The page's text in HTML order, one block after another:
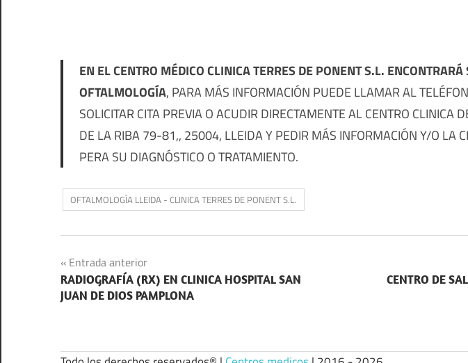
EN EL CENTRO MÉDICO CLINICA TERRES DE PONENT S.L. ENCONTRARÁ
OFTALMOLOGÍA, PARA MÁS INFORMACIÓN PUEDE LLAMAR AL
SOLICITAR CITA PREVIA O ACUDIR DIRECTAMENTE AL CENTRO CLINICA
DE LA RIBA 79-81,, 25004, LLEIDA Y PEDIR MÁS INFORMACIÓN Y/O LA
PERA SU DIAGNÓSTICO O TRATAMIENTO.
OFTALMOLOGÍA LLEIDA - CLINICA TERRES DE PONENT S.L.
Navegación
de
Entrada anterior
RADIOGRAFÍA (RX) EN CLINICA HOSPITAL SAN
JUAN DE DIOS PAMPLONA
CENTRO DE